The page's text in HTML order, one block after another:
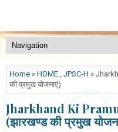
Home » HOME , JPSC-H »
की प्रमुख योजनाएं)
Jharkhand Ki
(झारखण्ड की प्रमुख